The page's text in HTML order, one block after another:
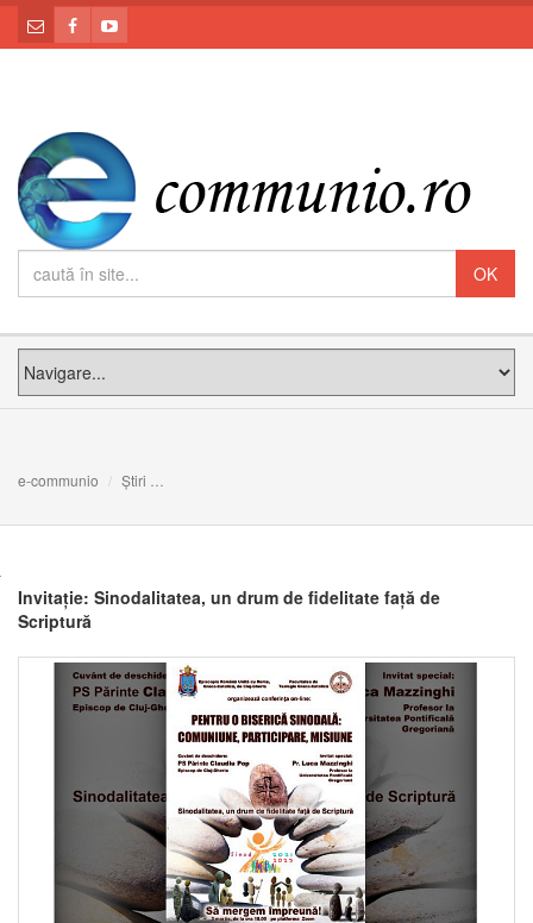
e-communio Știri
Invitație: Sinodalitatea, un drum de fidelitate față de
Scriptură